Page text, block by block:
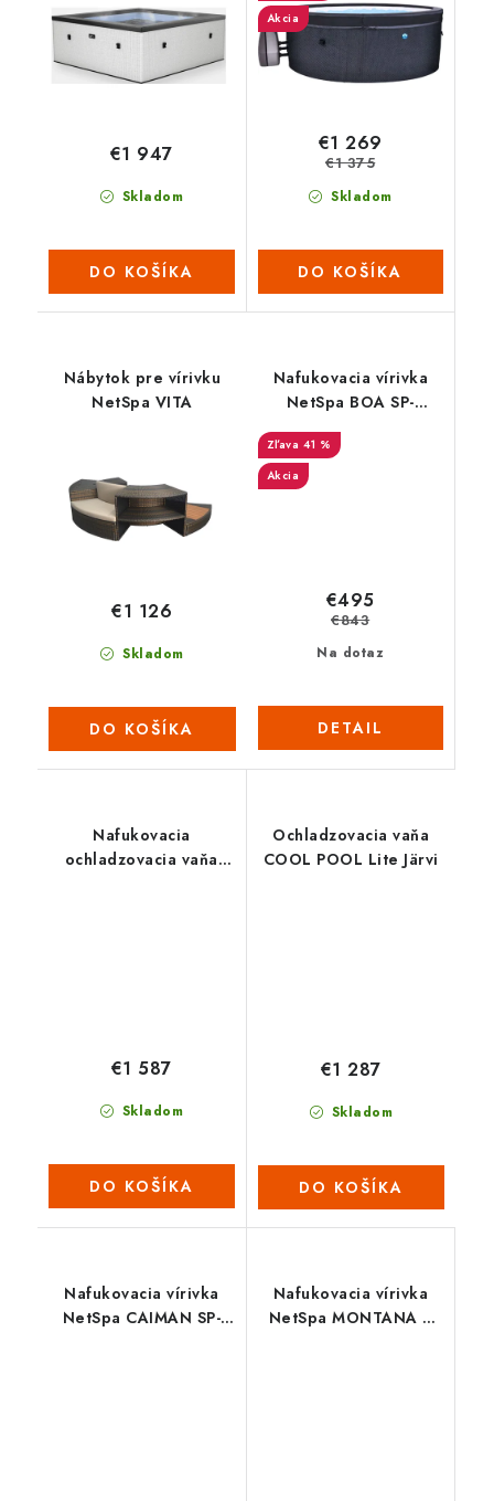
Skladom
€1 947
DO KOŠÍKA
Akcia
Skladom
€1 269
€1 375
DO KOŠÍKA
Nábytok pre vírivku
NetSpa VITA
Skladom
€1 126
DO KOŠÍKA
Nafukovacia vírivka
NetSpa BOA SP-
41 %
Akcia
Na dotaz
€495
€843
DETAIL
Nafukovacia
ochladzovacia vaňa
Skladom
€1 587
DO KOŠÍKA
Ochladzovacia vaňa
COOL POOL Lite Järvi
Skladom
€1 287
DO KOŠÍKA
Nafukovacia vírivka
NetSpa CAIMAN SP-
Nafukovacia vírivka
NetSpa MONTANA L